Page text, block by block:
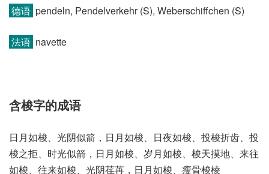
德语 pendeln, Pendelverkehr (S)​, Weberschiffchen (S)
法语 navette
含梭字的成语
日月如梭、光阴似箭，日月如梭、日夜如梭、投梭折齿、投
梭之拒、时光似箭，日月如梭、岁月如梭、梭天摸地、来往
如梭、往来如梭、光阴荏苒，日月如梭、瘦骨梭棱